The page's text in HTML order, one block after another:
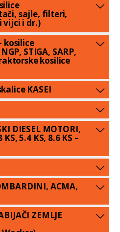
sajle, filteri,
vijci i dr.)
kosilice
STIGA, SARP,
kosilice
KASEI
DIESEL MOTORI,
5.4 KS, 8.6 KS –
ACMA,
ZEMLJE